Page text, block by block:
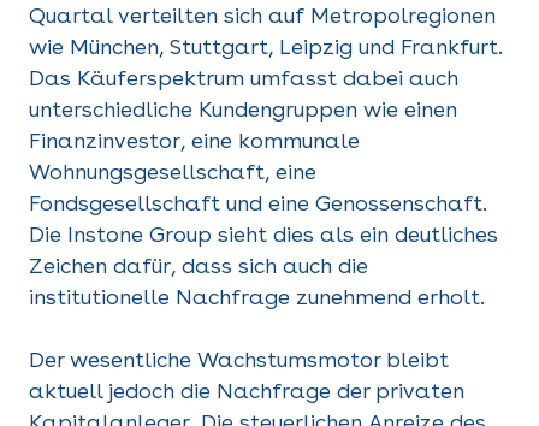
Quartal verteilten sich auf Metropolregionen
wie München, Stuttgart, Leipzig und Frankfurt.
Das Käuferspektrum umfasst dabei auch
unterschiedliche Kundengruppen wie einen
Finanzinvestor, eine kommunale
Wohnungsgesellschaft, eine
Fondsgesellschaft und eine Genossenschaft.
Die Instone Group sieht dies als ein deutliches
Zeichen dafür, dass sich auch die
institutionelle Nachfrage zunehmend erholt.
Der wesentliche Wachstumsmotor bleibt
aktuell jedoch die Nachfrage der privaten